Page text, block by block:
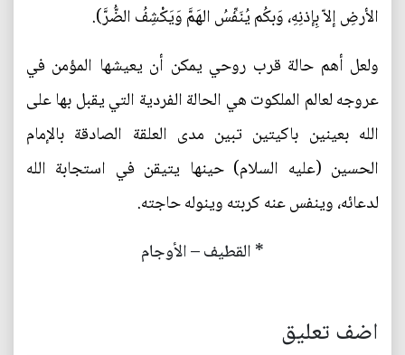
الأرضِ إلاّ بِإذنِهِ، وَبكُم يُنَفِّسُ الهَمَّ وَيَكْشِفُ الضُّرَّ).
ولعل أهم حالة قرب روحي يمكن أن يعيشها المؤمن في
عروجه لعالم الملكوت هي الحالة الفردية التي يقبل بها على
الله بعينين باكيتين تبين مدى العلقة الصادقة بالإمام
الحسين (عليه السلام) حينها يتيقن في استجابة الله
لدعائه، وينفس عنه كربته وينوله حاجته.
* القطيف – الأوجام
اضف تعليق